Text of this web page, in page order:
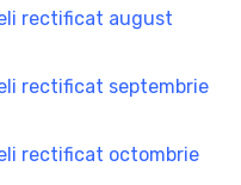
rectificat august
rectificat septembrie
rectificat octombrie